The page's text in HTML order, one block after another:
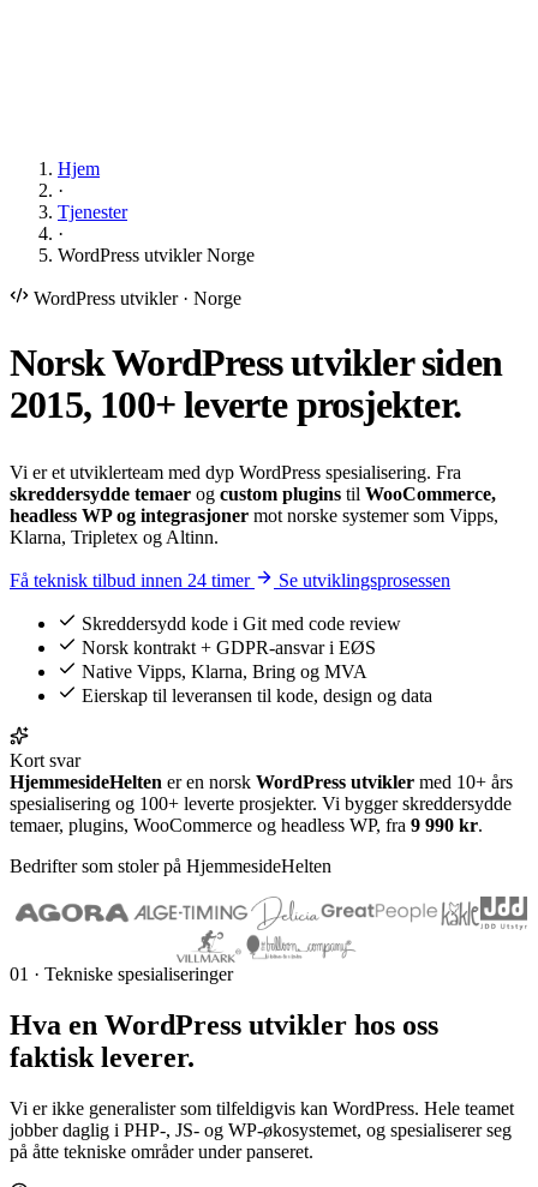
Hjem
·
Tjenester
·
WordPress utvikler Norge
WordPress utvikler · Norge
NorskWordPress utviklersiden
2015, 100+ leverte prosjekter.
Vi er et utviklerteam med dyp WordPress spesialisering. Fra
skreddersydde temaer og custom plugins til WooCommerce,
headless WP og integrasjoner mot norske systemer som Vipps,
Klarna, Tripletex og Altinn.
Få teknisk tilbud innen 24 timer Se utviklingsprosessen
Skreddersydd kode i Git med code review
Norsk kontrakt + GDPR-ansvar i EØS
Native Vipps, Klarna, Bring og MVA
Eierskap til leveransen til kode, design og data
Kort svar
HjemmesideHelten er en norsk WordPress utvikler med 10+ års
spesialisering og 100+ leverte prosjekter. Vi bygger skreddersydde
temaer, plugins, WooCommerce og headless WP, fra 9 990 kr.
Bedrifter som stoler på HjemmesideHelten
01 · Tekniske spesialiseringer
Hva en WordPress utvikler hos oss
faktisk leverer.
Vi er ikke generalister som tilfeldigvis kan WordPress. Hele teamet
jobber daglig i PHP-, JS- og WP-økosystemet, og spesialiserer seg
på åtte tekniske områder under panseret.